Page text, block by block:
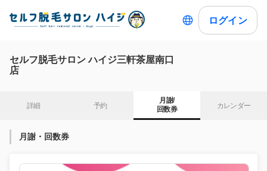
ログイン
セルフ脱毛サロン ハイジ三軒茶屋南口
店
詳細 予約
月謝/
回数券
カレンダー
月謝・回数券